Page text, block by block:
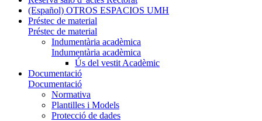
(Español) OTROS ESPACIOS UMH
Préstec de material
Préstec de material
Indumentària acadèmica
Indumentària acadèmica
Ús del vestit Acadèmic
Documentació
Documentació
Normativa
Plantilles i Models
Protecció de dades